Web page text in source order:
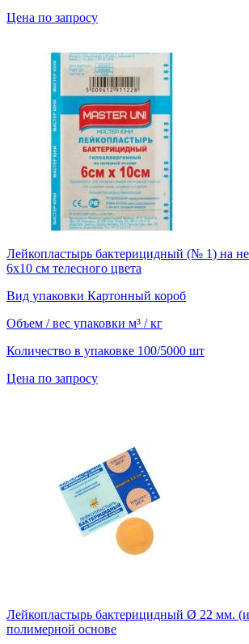
Цена по запросу
Лейкопластырь бактерицидный (№ 1) на
6х10 см телесного цвета
Вид упаковки Картонный короб
Объем / вес упаковки м³ / кг
Количество в упаковке 100/5000 шт
Цена по запросу
Лейкопластырь бактерицидный Ø 22 мм.
полимерной основе